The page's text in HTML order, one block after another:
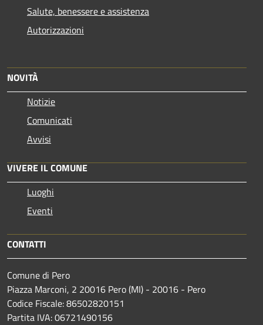
Salute, benessere e assistenza
Autorizzazioni
NOVITÀ
Notizie
Comunicati
Avvisi
VIVERE IL COMUNE
Luoghi
Eventi
CONTATTI
Comune di Pero
Piazza Marconi, 2 20016 Pero (MI) - 20016 - Pero
Codice Fiscale: 86502820151
Partita IVA: 06721490156